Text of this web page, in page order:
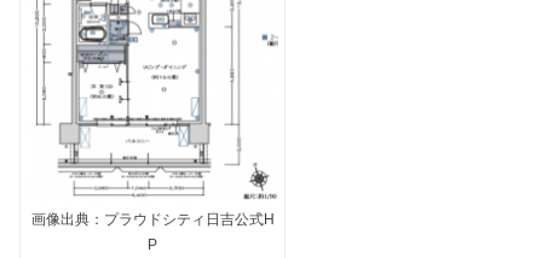
画像出典：プラウドシティ日吉公式H
P